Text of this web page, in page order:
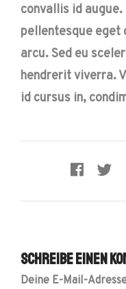
convallis id augue.
pellentesque eget
arcu. Sed eu
hendrerit viverra.
id cursus in,
Schreibe einen
Deine E-Mail-